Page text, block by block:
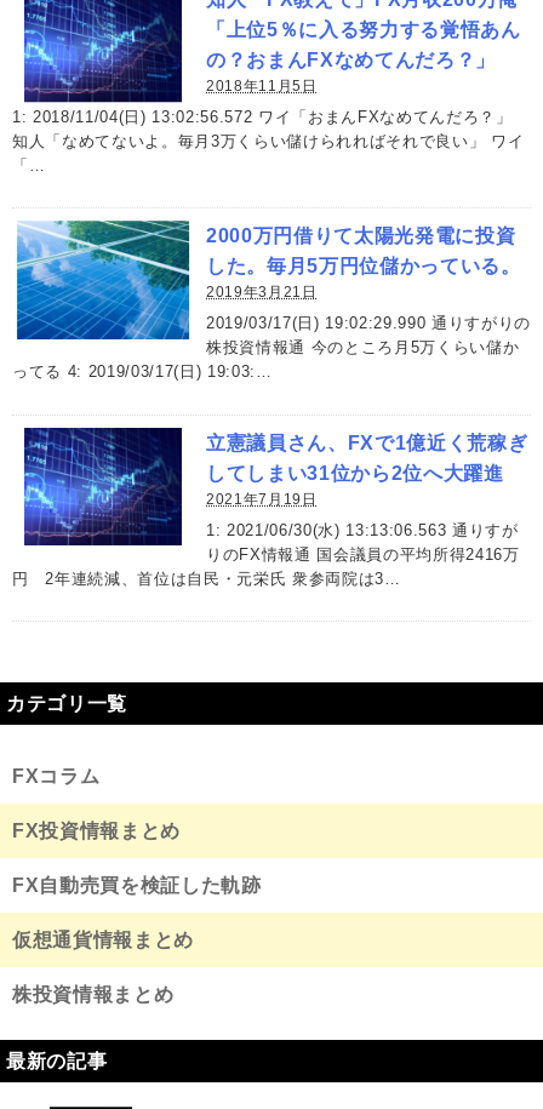
「上位5％に入る努力する覚悟あん
の？おまんFXなめてんだろ？」
2018年11月5日
1: 2018/11/04(日) 13:02:56.572 ワイ「おまんFXなめてんだろ？」
知人「なめてないよ。毎月3万くらい儲けられればそれで良い」 ワイ
「…
2000万円借りて太陽光発電に投資
した。毎月5万円位儲かっている。
2019年3月21日
2019/03/17(日) 19:02:29.990 通りすがりの
株投資情報通 今のところ月5万くらい儲か
ってる 4: 2019/03/17(日) 19:03:…
立憲議員さん、FXで1億近く荒稼ぎ
してしまい31位から2位へ大躍進
2021年7月19日
1: 2021/06/30(水) 13:13:06.563 通りすが
りのFX情報通 国会議員の平均所得2416万
円 2年連続減、首位は自民・元栄氏 衆参両院は3…
カテゴリ一覧
FXコラム
FX投資情報まとめ
FX自動売買を検証した軌跡
仮想通貨情報まとめ
株投資情報まとめ
最新の記事